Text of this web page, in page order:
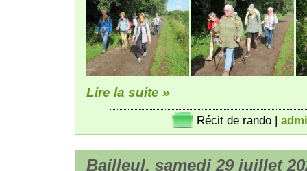
Lire la suite »
Récit de rando |
Bailleul, samedi 29 juillet